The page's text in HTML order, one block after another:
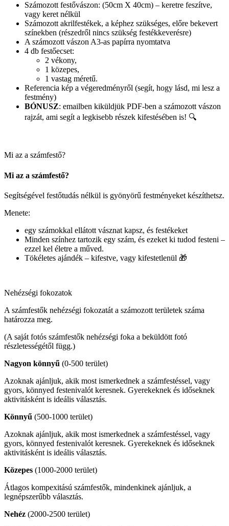
Számozott festővászon: (50cm X 40cm) – keretre feszítve,
vagy keret nélkül
Számozott akrilfestékek, a képhez szükséges, előre bekevert
színekben (részedről nincs szükség festékkeverésre)
A számozott vászon A3-as papírra nyomtatva
4 db festőecset:
2 vékony,
1 közepes,
1 vastag méretű.
Referencia kép a végeredményről (segít, hogy lásd, mi lesz a
festmény)
BÓNUSZ: emailben kiküldjük PDF-ben a számozott vászon
rajzát, ami segít a legkisebb részek kifestésében is! 🔍
Mi az a számfestő?
Mi az a számfestő?
Segítségével festőtudás nélkül is gyönyörű festményeket készíthetsz.
Menete:
egy számokkal ellátott vásznat kapsz, és festékeket
Minden színhez tartozik egy szám, és ezeket ki tudod festeni –
ezzel kel életre a műved.
Tökéletes ajándék – kifestve, vagy kifestetlenül 🎁
Nehézségi fokozatok
A számfestők nehézségi fokozatát a számozott területek száma
határozza meg.
(A saját fotós számfestők nehézségi foka a beküldött fotó
részletességétől függ.)
Nagyon könnyű (0-500 terület)
Azoknak ajánljuk, akik most ismerkednek a számfestéssel, vagy
gyors, könnyed festenivalót keresnek. Gyerekeknek és időseknek
aktivitásként is ideális választás.
Könnyű (500-1000 terület)
Azoknak ajánljuk, akik most ismerkednek a számfestéssel, vagy
gyors, könnyed festenivalót keresnek. Gyerekeknek és időseknek
aktivitásként is ideális választás.
Közepes (1000-2000 terület)
Átlagos kompexitású számfestők, mindenkinek ajánljuk, a
legnépszerűbb választás.
Nehéz (2000-2500 terület)